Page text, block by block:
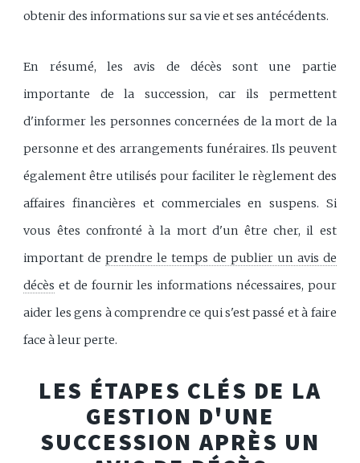
obtenir des informations sur sa vie et ses antécédents.
En résumé, les avis de décès sont une partie
importante de la succession, car ils permettent
d'informer les personnes concernées de la mort de la
personne et des arrangements funéraires. Ils peuvent
également être utilisés pour faciliter le règlement des
affaires financières et commerciales en suspens. Si
vous êtes confronté à la mort d'un être cher, il est
important deprendre le temps de publier un avis de
décès et de fournir les informations nécessaires, pour
aider les gens à comprendre ce qui s'est passé et à faire
face à leur perte.
LES ÉTAPES CLÉS DE LA
GESTION D'UNE
SUCCESSION APRÈS UN